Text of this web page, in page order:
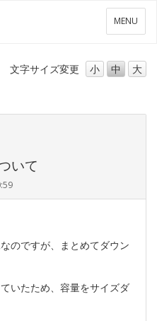
メ
ニ
ー
MENU
文字サイズ変更 小 中 大
いて
のですが、まとめてダウン
いたため、容量をサイズダ